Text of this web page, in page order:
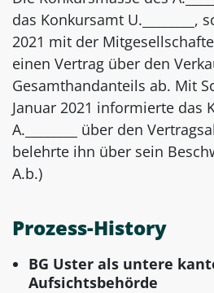
das Konkursamt U.________,
2021 mit der
einen Vertrag über den
Gesamthandanteils ab. Mit
Januar 2021 informierte das
A.________ über den
belehrte ihn über sein
A.b.)
Prozess-History
BG Uster als untere
Aufsichtsbehörde